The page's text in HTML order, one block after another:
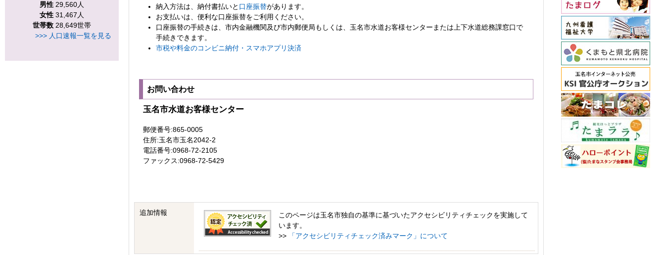
男性 29,560人
女性 31,467人
世帯数 28,649世帯
>>> 人口速報一覧を見る
納入方法は、納付書払いと 口座振替があります。
お支払いは、便利な口座振替をご利用ください。
口座振替の手続きは、市内金融機関及び市内郵便局もしくは、玉名市水道お客様センターまたは上下水道総務課窓口で
手続きできます。
市税や料金のコンビニ納付・スマホアプリ決済
お問い合わせ
玉名市水道お客様センター
郵便番号:865-0005
住所:玉名市玉名2042-2
電話番号:0968-72-2105
ファックス:0968-72-5429
追加情報
このページは玉名市独自の基準に基づいたアクセシビリティチェックを実施して
います。
>>
「アクセシビリティチェック済みマーク」について